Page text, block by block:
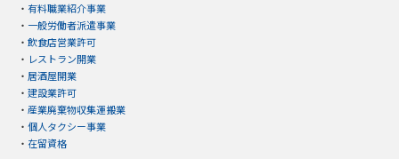
・ 有料職業紹介事業
・ 一般労働者派遣事業
・ 飲食店営業許可
・ レストラン開業
・ 居酒屋開業
・ 建設業許可
・ 産業廃棄物収集運搬業
・ 個人タクシー事業
・ 在留資格